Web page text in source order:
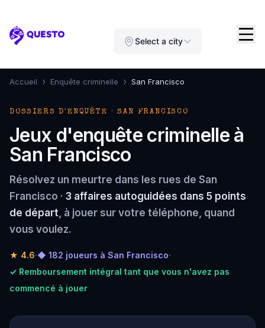
Questo Select a city
Accueil › Enquête criminelle › San Francisco
DOSSIERS D'ENQUÊTE · SAN FRANCISCO
Jeux d'enquête criminelle à
San Francisco
Résolvez un meurtre dans les rues de San
Francisco · 3 affaires autoguidées dans 5 points
de départ, à jouer sur votre téléphone, quand
vous voulez.
★ 4.6·◆ 182 joueurs à San Francisco·
✓ Remboursement intégral tant que vous n'avez pas
commencé à jouer